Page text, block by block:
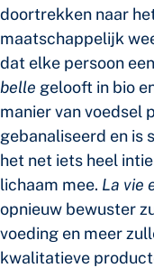
doortrekken naar
maatschappelijk
dat elke persoon
belle gelooft in bio
manier van voedsel
gebanaliseerd en is
het net iets heel
lichaam mee. La vie
opnieuw bewuster
voeding en meer
kwalitatieve